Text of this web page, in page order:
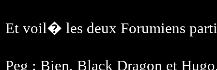
Et voil� les deux Forumiens
Peg : Bien, Black Dragon et